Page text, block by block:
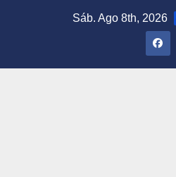
Sáb. Ago 8th, 2026